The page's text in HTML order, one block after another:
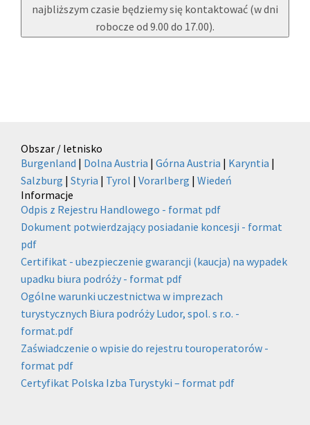
najbliższym czasie będziemy się kontaktować (w dni
robocze od 9.00 do 17.00).
Obszar / letnisko
Burgenland | Dolna Austria | Górna Austria | Karyntia |
Salzburg | Styria | Tyrol | Vorarlberg | Wiedeń
Informacje
Odpis z Rejestru Handlowego - format pdf
Dokument potwierdzający posiadanie koncesji - format
pdf
Certifikat - ubezpieczenie gwarancji (kaucja) na wypadek
upadku biura podróży - format pdf
Ogólne warunki uczestnictwa w imprezach
turystycznych Biura podróży Ludor, spol. s r.o. -
format.pdf
Zaświadczenie o wpisie do rejestru touroperatorów -
format pdf
Certyfikat Polska Izba Turystyki – format pdf